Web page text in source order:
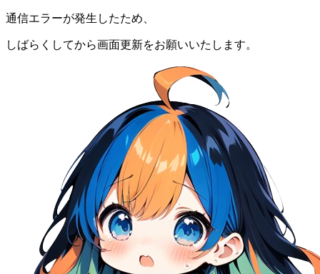
通信エラーが発生したため、
しばらくしてから画面更新をお願いいたします。